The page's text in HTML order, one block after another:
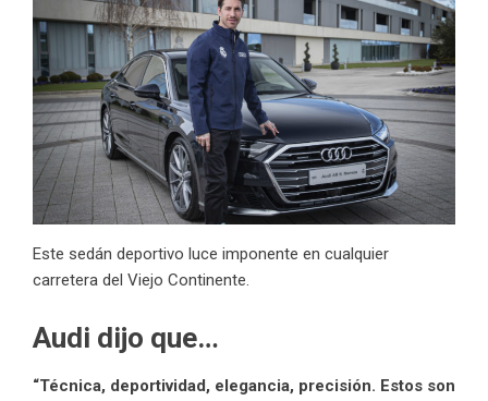
Este sedán deportivo luce imponente en cualquier
carretera del Viejo Continente.
Audi dijo que…
“Técnica, deportividad, elegancia, precisión. Estos son